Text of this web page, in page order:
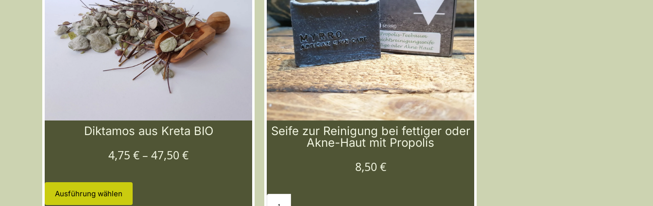
Diktamos aus Kreta BIO
4,75€ –47,50€
Ausführung wählen
Seife zur Reinigung bei fettiger oder
Akne-Haut mit Propolis
8,50 €